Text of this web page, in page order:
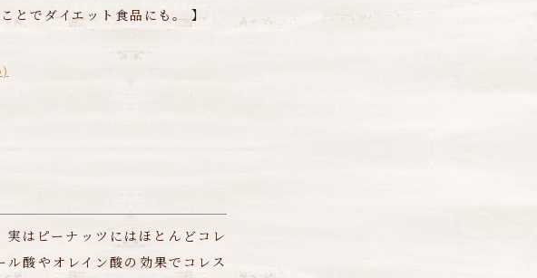
とでダイエット食品にも。 】
はピーナッツにはほとんどコレ
酸やオレイン酸の効果でコレス